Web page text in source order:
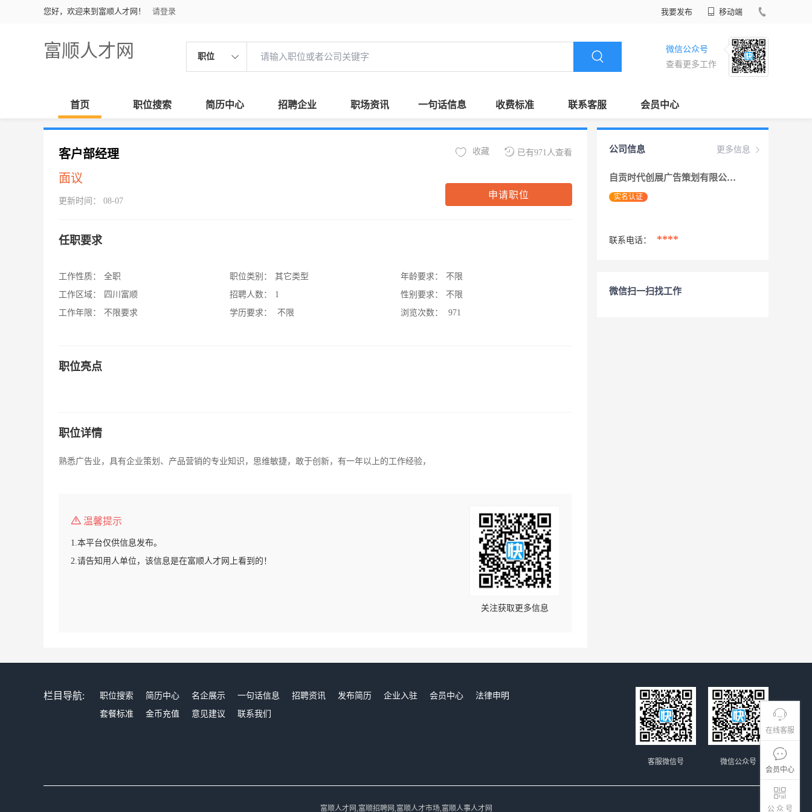
您好，欢迎来到富顺人才网！ 请登录 我要发布 移动端
富顺人才网 职位
微信公众号
查看更多工作
首页 职位搜索 简历中心 招聘企业 职场资讯 一句话信息 收费标准 联系客服 会员中心
在线客服
会员中心
公 众 号
客户部经理
面议
更新时间： 08-07
已有971人查看
收藏
申请职位
任职要求
工作性质：
全职
工作区域：
四川富顺
工作年限：
不限要求
职位类别：
其它类型
招聘人数：
1
学历要求：
不限
年龄要求：
不限
性别要求：
不限
浏览次数：
971
职位亮点
职位详情
熟悉广告业，具有企业策划、产品营销的专业知识，思维敏捷，敢于创新，有一年以上的工作经验，
温馨提示
1.本平台仅供信息发布。
2.请告知用人单位，该信息是在富顺人才网上看到的！
关注获取更多信息
更多信息
公司信息
自贡时代创展广告策划有限公司
实名认证
联系电话： ****
微信扫一扫找工作
栏目导航: 职位搜索 简历中心 名企展示 一句话信息 招聘资讯 发布简历 企业入驻 会员中心
法律申明
套餐标准
金币充值 意见建议 联系我们
微信公众号
客服微信号
富顺人才网,富顺招聘网,富顺人才市场,富顺人事人才网